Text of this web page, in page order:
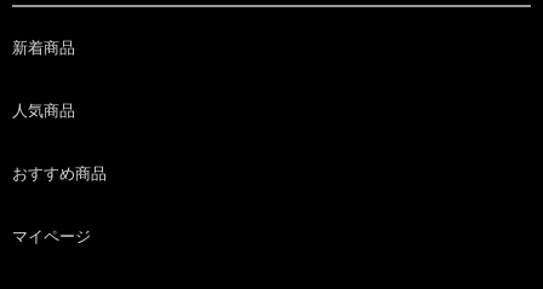
新着商品
人気商品
おすすめ商品
マイページ